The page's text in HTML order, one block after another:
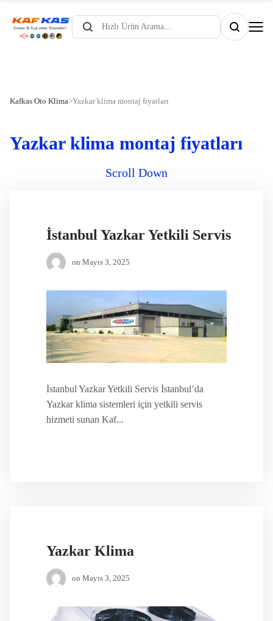
Products
search
Kafkas Oto Klima>Yazkar klima montaj fiyatları
Yazkar klima montaj fiyatları
Scroll Down
İstanbul Yazkar Yetkili Servis
on Mayıs 3, 2025
İstanbul Yazkar Yetkili Servis İstanbul’da
Yazkar klima sistemleri için yetkili servis
hizmeti sunan Kaf...
Yazkar Klima
on Mayıs 3, 2025